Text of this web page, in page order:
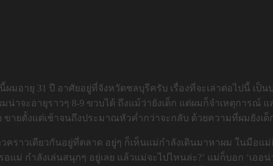
อายุ 31 ปี อาศัยอยู่ที่จังหวัดชลบุรีครับ เรื่องที่จะเล่าต่อไปนี้ เป็น
มน่าจะอายุราวๆ 8-9 ขวบได้ ถึงแม้ว่ายังเด็ก แต่ผมก็จำเหตุกา
ายตั้งแต่เช้าจนถึงประมาณหัวค่ำกว่าจะกลับ ด้วยความที่ผมยัง
ราวเดียวกันอยู่ที่ตลาด อยู่ๆ ก็เห็นแม่กำลังเดินมาหาผม ในมือแ
แม่ กำลังเล่นสนุกๆ อยู่เลย แล้วแม่จะไปไหนล่ะ?’ แม่ก็บอก ‘เอ